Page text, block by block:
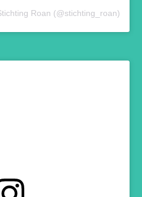
Roan (@stichting_roan)